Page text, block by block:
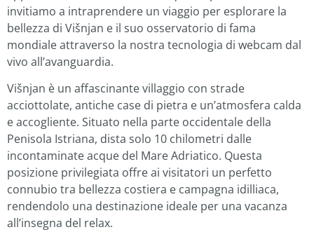
invitiamo a intraprendere un viaggio per esplorare la
bellezza di Višnjan e il suo osservatorio di fama
mondiale attraverso la nostra tecnologia di webcam dal
vivo all’avanguardia.
Višnjan è un affascinante villaggio con strade
acciottolate, antiche case di pietra e un’atmosfera calda
e accogliente. Situato nella parte occidentale della
Penisola Istriana, dista solo 10 chilometri dalle
incontaminate acque del Mare Adriatico. Questa
posizione privilegiata offre ai visitatori un perfetto
connubio tra bellezza costiera e campagna idilliaca,
rendendolo una destinazione ideale per una vacanza
all’insegna del relax.